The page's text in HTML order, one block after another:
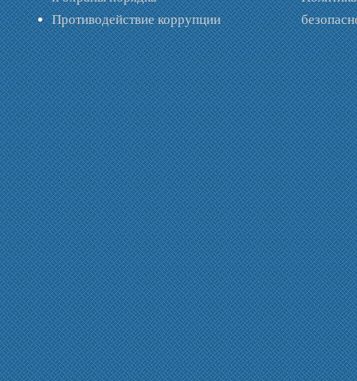
Противодействие коррупции